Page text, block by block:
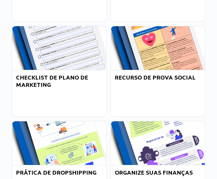
CHECKLIST DE PLANO DE
MARKETING
RECURSO DE PROVA SOCIAL
PRÁTICA DE DROPSHIPPING ORGANIZE SUAS FINANÇAS